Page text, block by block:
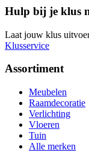
Hulp bij je klus
Laat jouw klus
Klusservice
Assortiment
Meubelen
Raamdecoratie
Verlichting
Vloeren
Tuin
Alle merken